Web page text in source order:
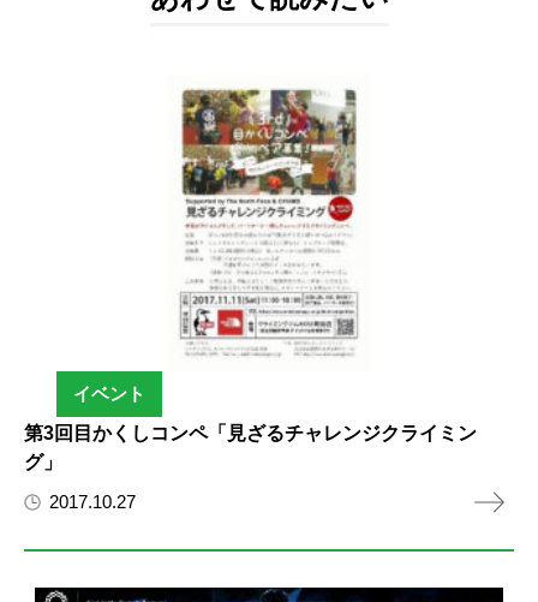
イベント
第3回目かくしコンペ「見ざるチャレンジクライミン
グ」
2017.10.27